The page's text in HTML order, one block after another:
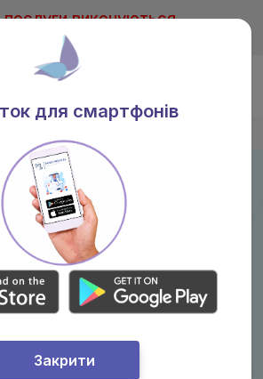
послуги виконуються
лікаря
для смартфонів
Закрити